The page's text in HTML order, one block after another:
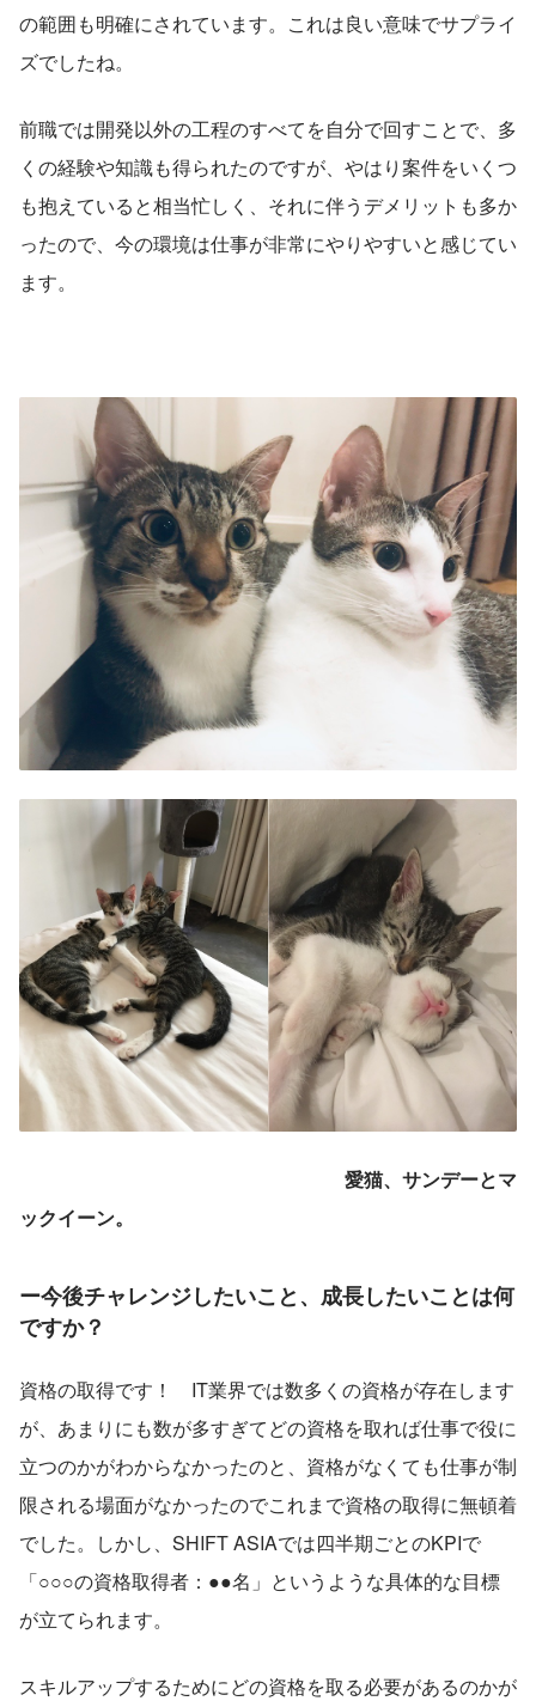
の範囲も明確にされています。これは良い意味でサプライ
ズでしたね。
前職では開発以外の工程のすべてを自分で回すことで、多
くの経験や知識も得られたのですが、やはり案件をいくつ
も抱えていると相当忙しく、それに伴うデメリットも多か
ったので、今の環境は仕事が非常にやりやすいと感じてい
ます。
愛猫、サンデーとマ
ックイーン。
ー今後チャレンジしたいこと、成長したいことは何
ですか？
資格の取得です！　IT業界では数多くの資格が存在します
が、あまりにも数が多すぎてどの資格を取れば仕事で役に
立つのかがわからなかったのと、資格がなくても仕事が制
限される場面がなかったのでこれまで資格の取得に無頓着
でした。しかし、SHIFT ASIAでは四半期ごとのKPIで
「○○○の資格取得者：●●名」というような具体的な目標
が立てられます。
スキルアップするためにどの資格を取る必要があるのかが